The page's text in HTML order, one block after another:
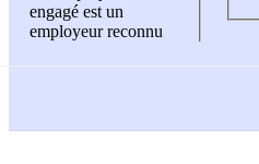
engagé est un
employeur reconnu